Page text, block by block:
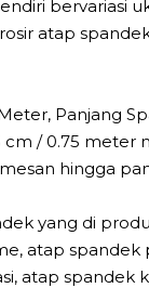
bervariasi
atap
Panjang
/ 0.75
hingga
yang di
atap
atap